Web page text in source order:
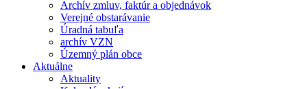
Archív zmluv, faktúr a objednávok
Verejné obstarávanie
Úradná tabuľa
archív VZN
Územný plán obce
Aktuálne
Aktuality